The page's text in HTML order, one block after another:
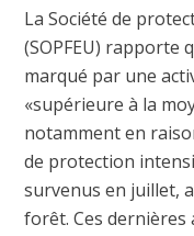
La Société de
(SOPFEU) rapporte
marqué par une
«supérieure à la
notamment en
de protection
survenus en juillet,
forêt. Ces dernières